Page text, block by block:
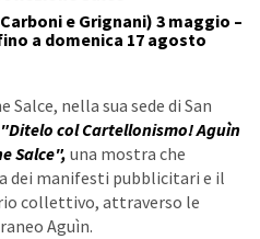
e Grignani) 3 maggio –
fino a domenica 17 agosto
nella sua sede di San
"Ditelo col Cartellonismo! Aguìn
Salce", una mostra che
dei manifesti pubblicitari e il
collettivo, attraverso le
Aguìn.